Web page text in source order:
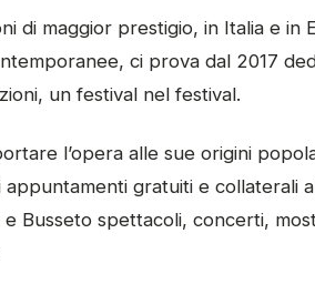
di maggior prestigio, in Italia e in
ci prova dal 2017
un festival nel festival.
l’opera alle sue origini
gratuiti e collaterali
Busseto spettacoli, concerti,